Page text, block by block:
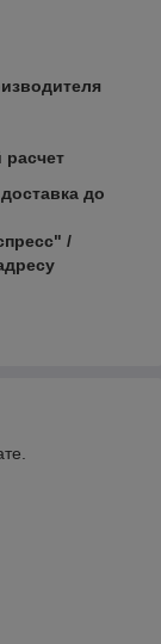
расчет
до
/